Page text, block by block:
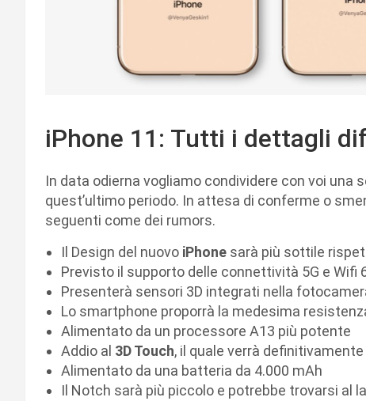
iPhone 11: Tutti i dettagli
In data odierna vogliamo condividere con voi
quest’ultimo periodo. In attesa di conferme o
seguenti come dei rumors.
Il Design del nuovo iPhone sarà più sottile
Previsto il supporto delle connettività 5G e Wifi
Presenterà sensori 3D integrati nella
Lo smartphone proporrà la medesima
Alimentato da un processore A13 più potente
Addio al 3D Touch, il quale verrà definitivamente
Alimentato da una batteria da 4.000 mAh
Il Notch sarà più piccolo e potrebbe trovarsi al